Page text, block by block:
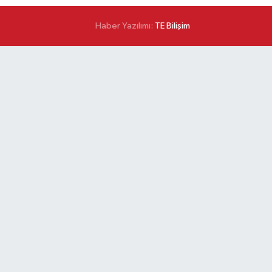
Haber Yazılımı: TE Bilişim